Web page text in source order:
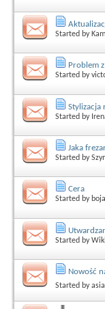
Started by
Problem
Started by
Stylizacja
Started by
Jaka
Started by
Cera
Started by
Started by
Nowość
Started byasia